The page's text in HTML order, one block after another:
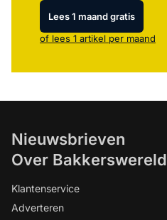
Lees 1 maand gratis
of lees 1 artikel per maand
Nieuwsbrieven
Over Bakkerswereld
Klantenservice
Adverteren